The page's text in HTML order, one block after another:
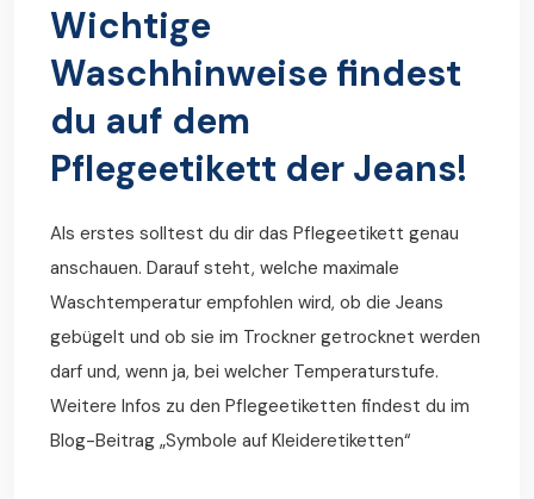
Wichtige
Waschhinweise findest
du auf dem
Pflegeetikett der Jeans!
Als erstes solltest du dir das Pflegeetikett genau
anschauen. Darauf steht, welche maximale
Waschtemperatur empfohlen wird, ob die Jeans
gebügelt und ob sie im Trockner getrocknet werden
darf und, wenn ja, bei welcher Temperaturstufe.
Weitere Infos zu den Pflegeetiketten findest du im
Blog-Beitrag „Symbole auf Kleideretiketten“